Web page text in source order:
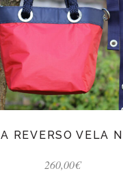
REVERSO VELA
260,00€